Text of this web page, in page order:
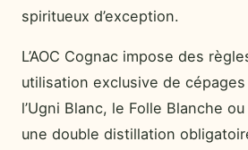
spiritueux d’exception.
L’AOC Cognac impose des
utilisation exclusive de
l’Ugni Blanc, le Folle Blanche
une double distillation